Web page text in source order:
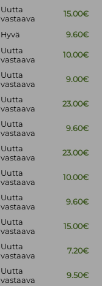
Uutta
vastaava
15.00€
Hyvä 9.60€
Uutta
vastaava
10.00€
Uutta
vastaava
9.00€
Uutta
vastaava
23.00€
Uutta
vastaava
9.60€
Uutta
vastaava
23.00€
Uutta
vastaava
10.00€
Uutta
vastaava
9.60€
Uutta
vastaava
15.00€
Uutta
vastaava
7.20€
Uutta
vastaava
9.50€